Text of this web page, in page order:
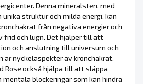
Denna mineralsten, med
unika struktur och milda energi, kan
från negativa energier och
frid och lugn. Det hjälper till att
och anslutning till universum och
är nyckelaspekter av kronchakrat.
Rose också hjälpa till att släppa
mentala blockeringar som kan hindra